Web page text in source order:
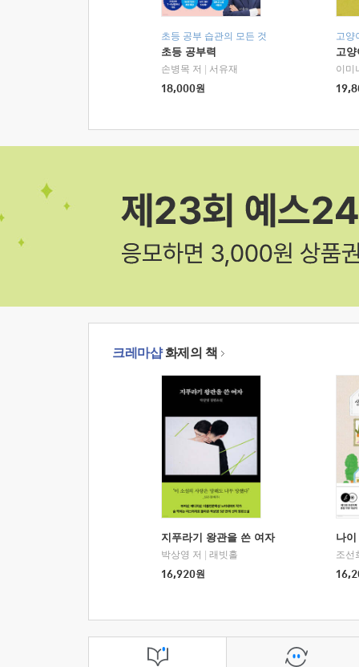
초등 공부 습관의 모든 것
초등 공부력
손병목 저
서유재
18,000원
고양
고
이미
크레마샵화제의 책
지푸라기 왕관을 쓴 여자
박상영 저
래빗홀
16,920원
나
조선